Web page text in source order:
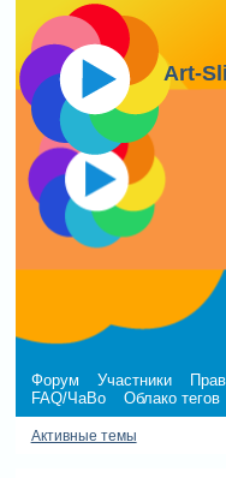
Art-
Форум Участники
FAQ/ЧаВо
Облако тегов
Активные темы